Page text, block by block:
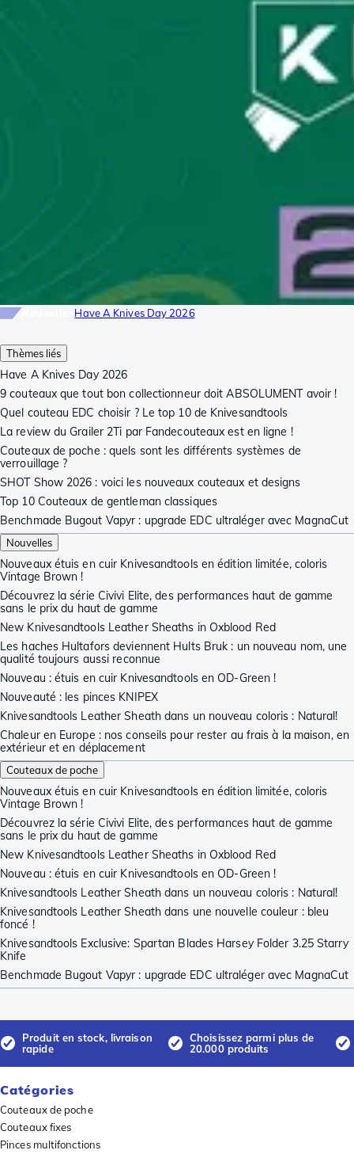
Thèmes liés
Have A Knives Day 2026
9 couteaux que tout bon collectionneur doit ABSOLUMENT avoir !
Quel couteau EDC choisir ? Le top 10 de Knivesandtools
La review du Grailer 2Ti par Fandecouteaux est en ligne !
Couteaux de poche : quels sont les différents systèmes de
verrouillage ?
SHOT Show 2026 : voici les nouveaux couteaux et designs
Top 10 Couteaux de gentleman classiques
Benchmade Bugout Vapyr : upgrade EDC ultraléger avec MagnaCut
Nouvelles
Nouveaux étuis en cuir Knivesandtools en édition limitée, coloris
Vintage Brown !
Découvrez la série Civivi Elite, des performances haut de gamme
sans le prix du haut de gamme
New Knivesandtools Leather Sheaths in Oxblood Red
Les haches Hultafors deviennent Hults Bruk : un nouveau nom, une
qualité toujours aussi reconnue
Nouveau : étuis en cuir Knivesandtools en OD-Green !
Nouveauté : les pinces KNIPEX
Knivesandtools Leather Sheath dans un nouveau coloris : Natural!
Chaleur en Europe : nos conseils pour rester au frais à la maison, en
extérieur et en déplacement
Couteaux de poche
Nouveaux étuis en cuir Knivesandtools en édition limitée, coloris
Vintage Brown !
Découvrez la série Civivi Elite, des performances haut de gamme
sans le prix du haut de gamme
New Knivesandtools Leather Sheaths in Oxblood Red
Nouveau : étuis en cuir Knivesandtools en OD-Green !
Knivesandtools Leather Sheath dans un nouveau coloris : Natural!
Knivesandtools Leather Sheath dans une nouvelle couleur : bleu
foncé !
Knivesandtools Exclusive: Spartan Blades Harsey Folder 3.25 Starry
Knife
Benchmade Bugout Vapyr : upgrade EDC ultraléger avec MagnaCut
Have A Knives Day 2026
Produit en stock, livraison
rapide
Choisissez parmi plus de
20.000 produits
Catégories
Couteaux de poche
Couteaux fixes
Pinces multifonctions